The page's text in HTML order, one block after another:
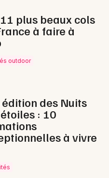
plus beaux cols
à faire à
outdoor
des Nuits
: 10
à vivre